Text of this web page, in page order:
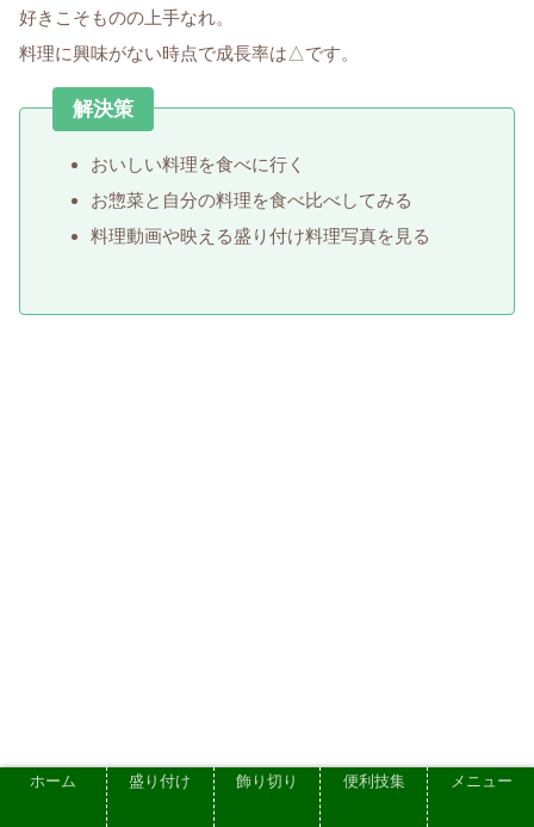
好きこそものの上手なれ。
料理に興味がない時点で成長率は△です。
解決策
おいしい料理を食べに行く
お惣菜と自分の料理を食べ比べしてみる
料理動画や映える盛り付け料理写真を見る
ホーム 盛り付け 飾り切り 便利技集 メニュー